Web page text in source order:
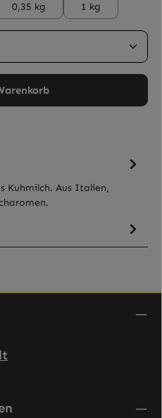
0,35 kg 1 kg
gewünschten Wert ein
Kuhmilch. Aus Italien,